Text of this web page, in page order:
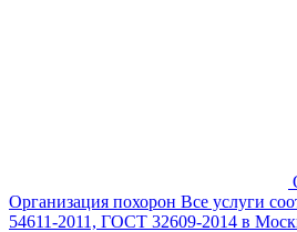
Организация похорон Все услуги
54611-2011, ГОСТ 32609-2014 в